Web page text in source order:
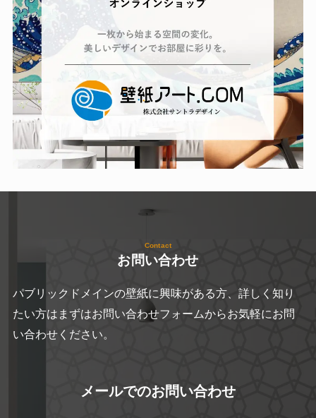
Contact
お問い合わせ
パブリックドメインの壁紙に興味がある方、詳しく知り
たい方はまずはお問い合わせフォームからお気軽にお問
い合わせください。
メールでのお問い合わせ